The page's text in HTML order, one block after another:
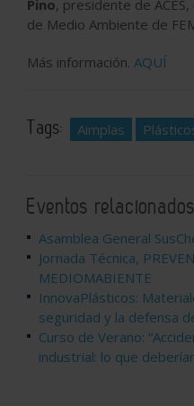
Pino, presidente de ACES,
de Medio Ambiente de
Más información. AQUÍ
Tags: Aimplas
Eventos relacionados
Asamblea General
Jornada Técnica,
MEDIOMABIENTE
InnovaPlásticos:
seguridad y la defensa
Curso de Verano:
industrial: lo que